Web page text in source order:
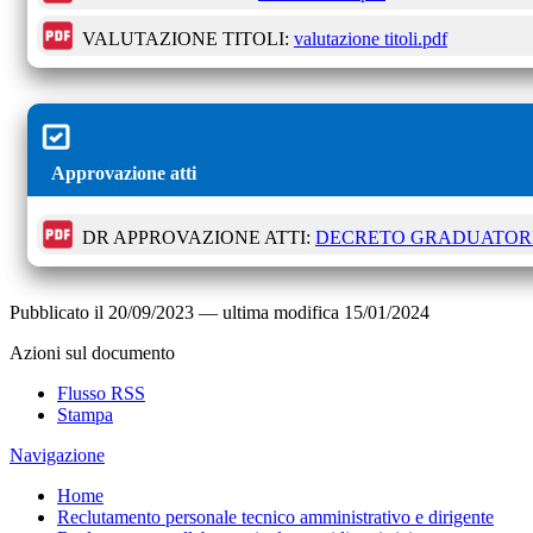
VALUTAZIONE TITOLI: valutazione titoli.pdf
Approvazione atti
DR APPROVAZIONE ATTI: DECRETO
Pubblicato il 20/09/2023 — ultima modifica 15/01/2024
Azioni sul documento
Flusso RSS
Stampa
Navigazione
Home
Reclutamento personale tecnico amministrativo e dirigente